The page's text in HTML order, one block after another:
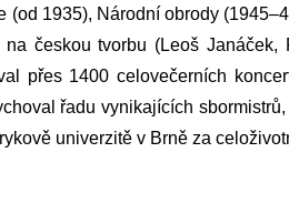
1935), Národní obrody
českou tvorbu (Leoš
přes 1400 celovečerních
řadu vynikajících
univerzitě v Brně za